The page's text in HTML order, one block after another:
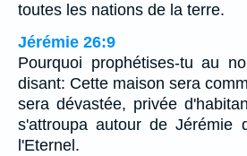
toutes les nations de la terre.
Jérémie 26:9
Pourquoi prophétises-tu au
disant: Cette maison sera
sera dévastée, privée
s'attroupa autour de Jérémie
l'Eternel.